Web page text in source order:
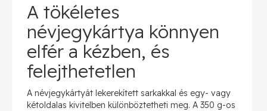
A tökéletes
névjegykártya könnyen
elfér a kézben, és
felejthetetlen
A névjegykártyát lekerekített sarkakkal és egy- vagy
kétoldalas kivitelben különböztetheti meg. A 350 g-os